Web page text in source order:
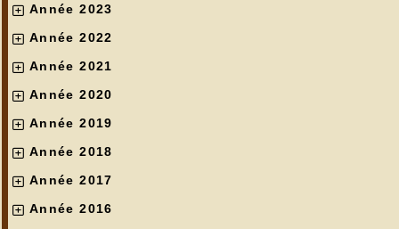
Année 2023
Année 2022
Année 2021
Année 2020
Année 2019
Année 2018
Année 2017
Année 2016